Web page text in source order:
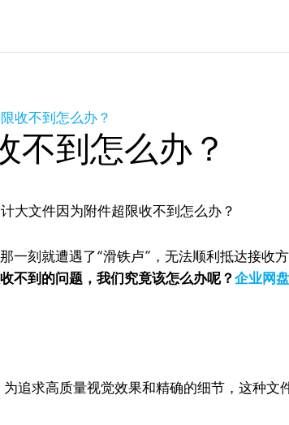
收不到怎么办？
不到怎么办？
一刻就遭遇了“滑铁卢”，无法顺利抵达接收
不到的问题，我们究竟该怎么办呢？企业网盘
追求高质量视觉效果和精确的细节，这种